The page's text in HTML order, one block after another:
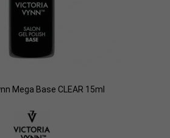
Mega Base CLEAR 15ml